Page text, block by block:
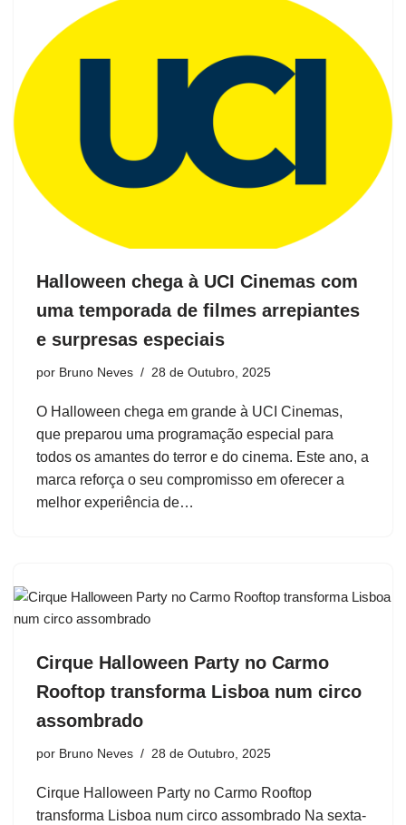
Halloween chega à UCI Cinemas com
uma temporada de filmes arrepiantes
e surpresas especiais
por Bruno Neves 28 de Outubro, 2025
O Halloween chega em grande à UCI Cinemas,
que preparou uma programação especial para
todos os amantes do terror e do cinema. Este ano, a
marca reforça o seu compromisso em oferecer a
melhor experiência de…
Cirque Halloween Party no Carmo
Rooftop transforma Lisboa num circo
assombrado
por Bruno Neves 28 de Outubro, 2025
Cirque Halloween Party no Carmo Rooftop
transforma Lisboa num circo assombrado Na sexta-